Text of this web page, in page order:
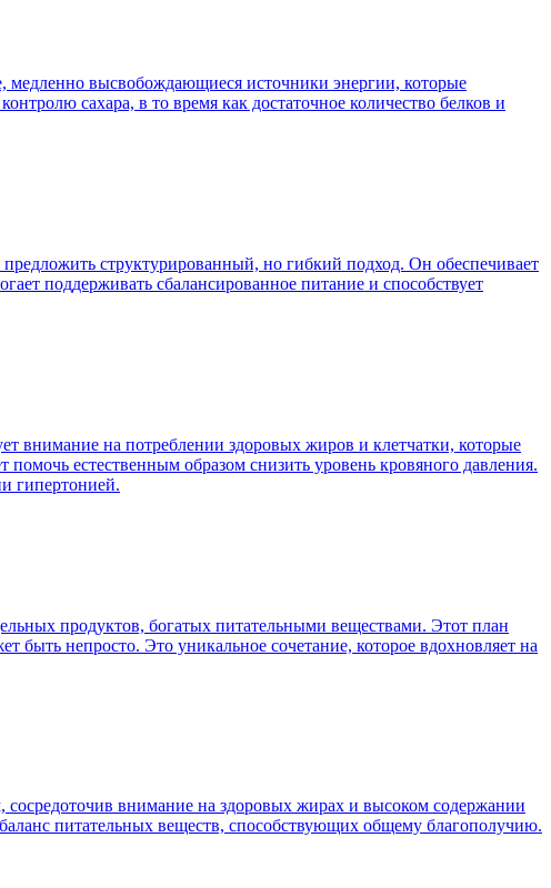
медленно высвобождающиеся источники энергии, которые
сахара, в то время как достаточное количество белков и
структурированный, но гибкий подход. Он обеспечивает
поддерживать сбалансированное питание и способствует
внимание на потреблении здоровых жиров и клетчатки, которые
естественным образом снизить уровень кровяного давления.
гипертонией.
продуктов, богатых питательными веществами. Этот план
быть непросто. Это уникальное сочетание, которое вдохновляет на
внимание на здоровых жирах и высоком содержании
питательных веществ, способствующих общему благополучию.